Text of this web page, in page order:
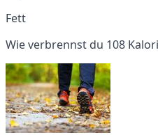
Fett
Wie verbrennst du 108